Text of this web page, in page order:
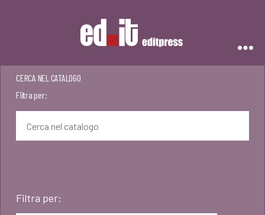
CERCA NEL CATALOGO
Filtra per:
Filtra per: